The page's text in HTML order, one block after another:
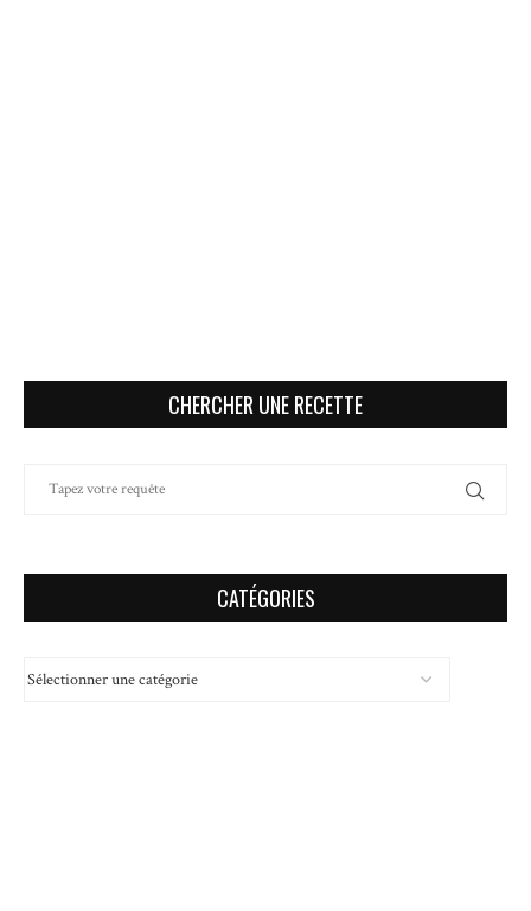
CHERCHER UNE RECETTE
CATÉGORIES